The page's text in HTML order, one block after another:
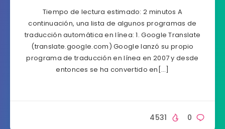
Tiempo de lectura estimado: 2 minutos A
continuación, una lista de algunos programas de
traducción automática en línea: 1. Google Translate
(translate.google.com) Google lanzó su propio
programa de traducción en línea en 2007 y desde
entonces se ha convertido en[…]
0
4531